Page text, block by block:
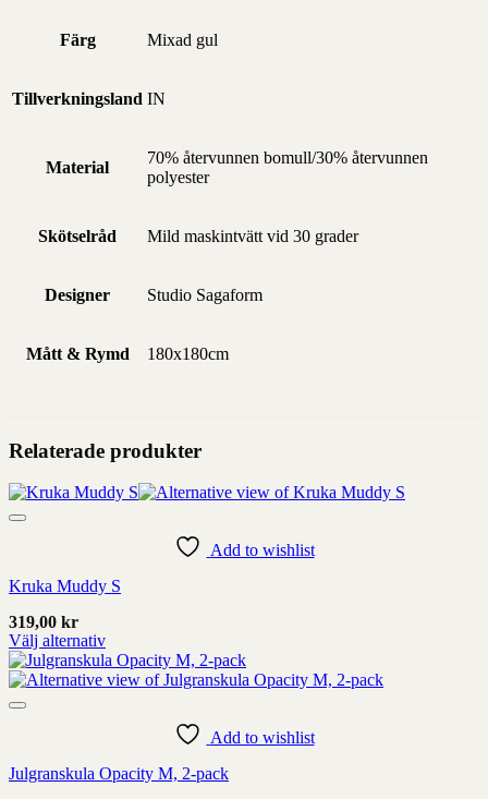
Färg Mixad gul
Tillverkningsland IN
Material
70% återvunnen bomull/30% återvunnen
polyester
Skötselråd Mild maskintvätt vid 30 grader
Designer Studio Sagaform
Mått & Rymd 180x180cm
Relaterade produkter
Add to wishlist
Kruka Muddy S
319,00 kr
Välj alternativ
Denna
produkt
har
väljas
Add to wishlist
Julgranskula Opacity M, 2-pack